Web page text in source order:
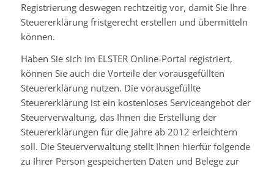
Registrierung deswegen rechtzeitig vor, damit Sie Ihre
Steuererklärung fristgerecht erstellen und übermitteln
können.
Haben Sie sich im ELSTER Online-Portal registriert,
können Sie auch die Vorteile der vorausgefüllten
Steuererklärung nutzen. Die vorausgefüllte
Steuererklärung ist ein kostenloses Serviceangebot der
Steuerverwaltung, das Ihnen die Erstellung der
Steuererklärungen für die Jahre ab 2012 erleichtern
soll. Die Steuerverwaltung stellt Ihnen hierfür folgende
zu Ihrer Person gespeicherten Daten und Belege zur